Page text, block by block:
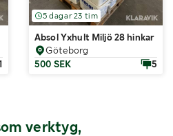
5 dagar 23 tim
Absol Yxhult Miljö 28 hinkar
Göteborg
500 SEK
5
verktyg,